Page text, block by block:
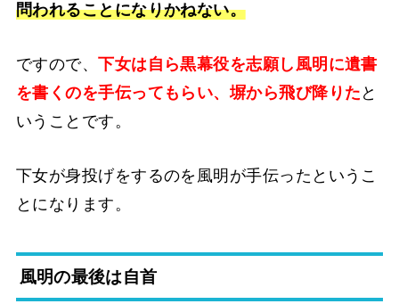
問われることになりかねない。
ですので、下女は自ら黒幕役を志願し風明に遺書
を書くのを手伝ってもらい、塀から飛び降りた と
いうことです。
下女が身投げをするのを風明が手伝ったというこ
とになります。
風明の最後は自首